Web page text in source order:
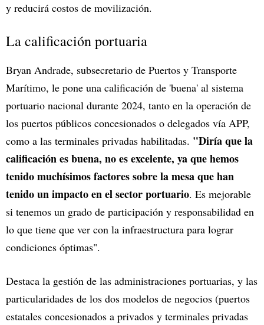
y reducirá costos de movilización.
La calificación portuaria
Bryan Andrade, subsecretario de Puertos y Transporte
Marítimo, le pone una calificación de 'buena' al sistema
portuario nacional durante 2024, tanto en la operación de
los puertos públicos concesionados o delegados vía APP,
como a las terminales privadas habilitadas. "Diría que la
calificación es buena, no es excelente, ya que hemos
tenido muchísimos factores sobre la mesa que han
tenido un impacto en el sector portuario. Es mejorable
si tenemos un grado de participación y responsabilidad en
lo que tiene que ver con la infraestructura para lograr
condiciones óptimas".
Destaca la gestión de las administraciones portuarias, y las
particularidades de los dos modelos de negocios (puertos
estatales concesionados a privados y terminales privadas